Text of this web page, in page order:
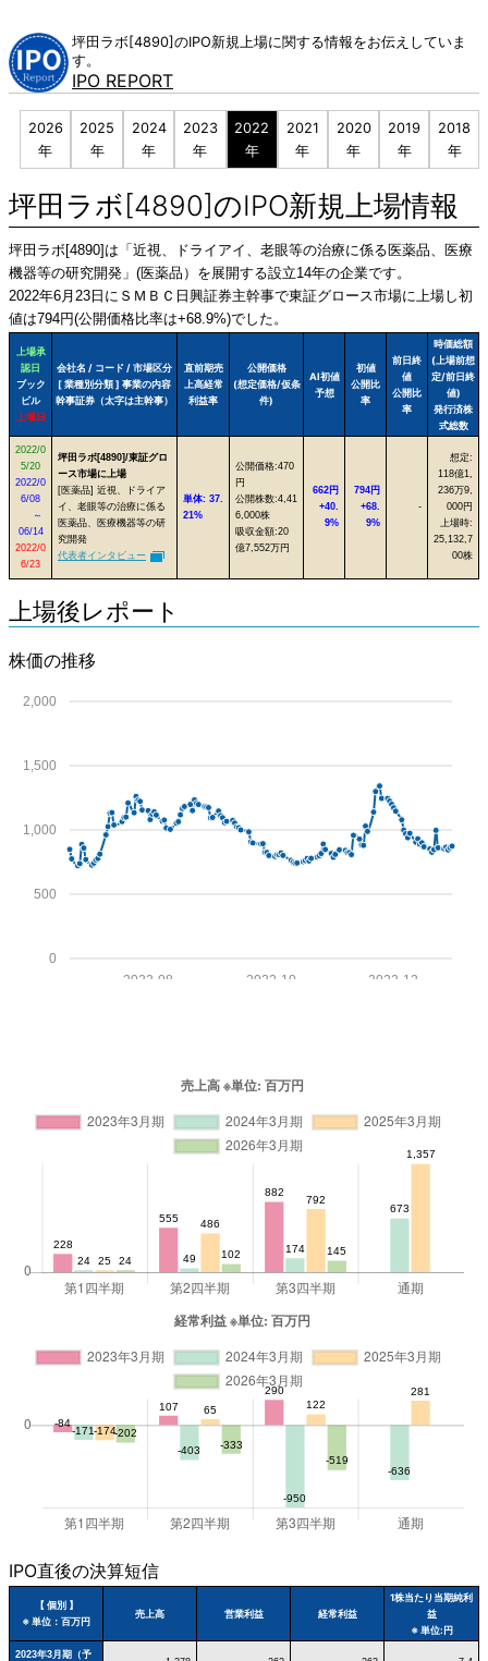
content
坪田ラボ[4890]のIPO新規上場に関する情報をお伝えしていま
す。
IPO REPORT
2026
年
2025
年
2024
年
2023
年
2022
年
2021
年
2020
年
2019
年
2018
年
坪田ラボ[4890]のIPO新規上場情報
坪田ラボ[4890]は「近視、ドライアイ、老眼等の治療に係る医薬品、医療
機器等の研究開発」(医薬品）を展開する設立14年の企業です。
2022年6月23日にＳＭＢＣ日興証券主幹事で東証グロース市場に上場し初
値は794円(公開価格比率は+68.9%)でした。
上場承
認日
ブック
ビル
上場日
会社名 / コード / 市場区分
[ 業種別分類 ] 事業の内容
幹事証券（太字は主幹事）
直前期売
上高経常
利益率
公開価格
(想定価格/仮条
件)
AI初値
予想
初値
公開比
率
前日終
値
公開比
率
時価総額
(上場前想
定/前日終
値)
発行済株
式総数
2022/0
5/20
2022/0
6/08
～
06/14
2022/0
6/23
坪田ラボ[4890]/東証グロ
ース市場に上場
[医薬品] 近視、ドライア
イ、老眼等の治療に係る
医薬品、医療機器等の研
究開発
代表者インタビュー
単体: 37.
21%
公開価格:470
円
公開株数:4,41
6,000株
吸収金額:20
億7,552万円
662円
+40.
9%
794円
+68.
9%
-
想定:
118億1,
236万9,
000円
上場時:
25,132,7
00株
上場後レポート
株価の推移
0
500
1,000
1,500
2,000
2022-12
2022-10
2022-08
IPO直後の決算短信
【 個別 】
※ 単位：百万円
売上高 営業利益 経常利益
1株当たり当期純利
益
※ 単位:円
2023年3月期（予